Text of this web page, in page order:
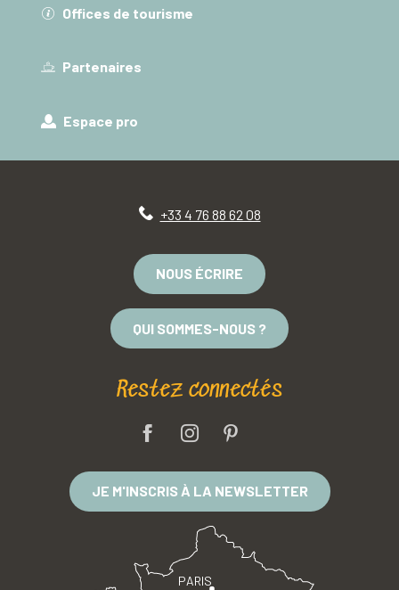
Offices de tourisme
Partenaires
Espace pro
+33 4 76 88 62 08
NOUS ÉCRIRE
QUI SOMMES-NOUS ?
Restez connectés
JE M'INSCRIS À LA NEWSLETTER
PARIS